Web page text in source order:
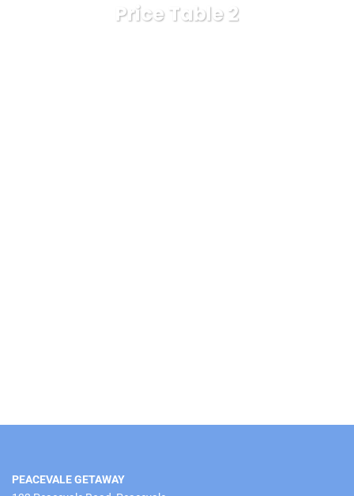
Price Table 2
PEACEVALE GETAWAY